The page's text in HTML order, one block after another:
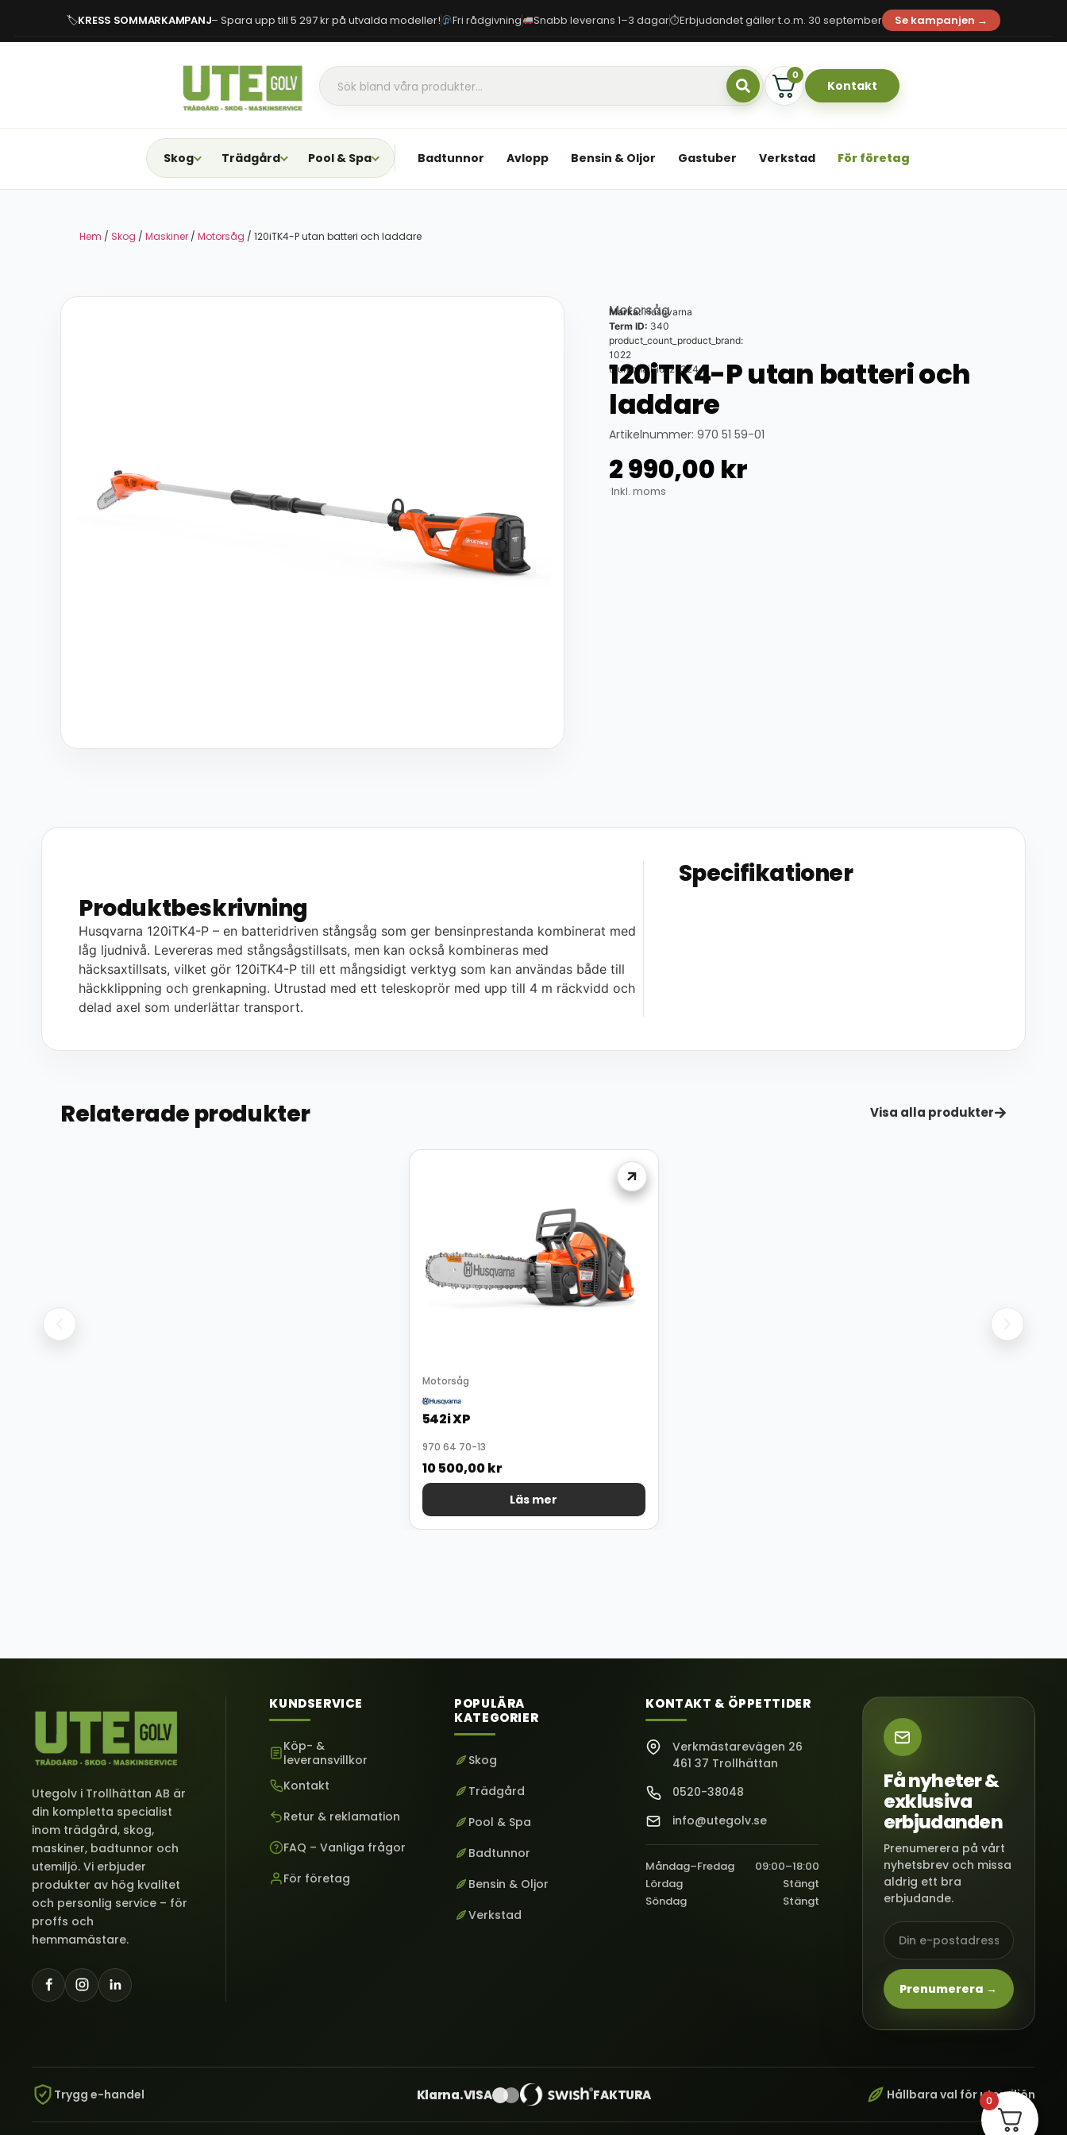
🏷KRESS SOMMARKAMPANJ– Spara upp till 5 297 kr på utvalda modeller! Fri rådgivning Snabb leverans 1–3 dagar⏱Erbjudandet gäller t.o.m. 30 september Se kampanjen →
0
Kontakt
Skog Trädgård Pool & Spa Badtunnor Avlopp Bensin & Oljor Gastuber Verkstad För företag
Hem / Skog / Maskiner / Motorsåg / 120iTK4-P utan batteri och laddare
Motorsåg
Marka:Husqvarna
Term ID: 340
product_count_product_brand:
1022
thumbnail_id: 25324
120iTK4-P utan batteri och
laddare
Artikelnummer: 970 51 59-01
2 990,00 kr
Inkl. moms
Produktbeskrivning
Husqvarna 120iTK4-P – en batteridriven stångsåg som ger bensinprestanda kombinerat med
låg ljudnivå. Levereras med stångsågstillsats, men kan också kombineras med
häcksaxtillsats, vilket gör 120iTK4-P till ett mångsidigt verktyg som kan användas både till
häckklippning och grenkapning. Utrustad med ett teleskoprör med upp till 4 m räckvidd och
delad axel som underlättar transport.
Specifikationer
Relaterade produkter Visa alla produkter
Motorsåg
542i XP
970 64 70-13
10 500,00kr
Läs mer
Utegolv i Trollhättan AB är
din kompletta specialist
inom trädgård, skog,
maskiner, badtunnor och
utemiljö. Vi erbjuder
produkter av hög kvalitet
och personlig service – för
proffs och
hemmamästare.
KUNDSERVICE
Köp- &
leveransvillkor
Kontakt
Retur & reklamation
FAQ – Vanliga frågor
För företag
POPULÄRA
KATEGORIER
Skog
Trädgård
Pool & Spa
Badtunnor
Bensin & Oljor
Verkstad
KONTAKT & ÖPPETTIDER
Verkmästarevägen 26
461 37 Trollhättan
0520-38048
info@utegolv.se
Måndag–Fredag
09:00–18:00
Lördag
Stängt
Söndag
Stängt
Få nyheter &
exklusiva
erbjudanden
Prenumerera på vårt
nyhetsbrev och missa
aldrig ett bra
erbjudande.
Prenumerera →
Trygg e-handel Klarna.VISA FAKTURA Hållbara val för utemiljön
0